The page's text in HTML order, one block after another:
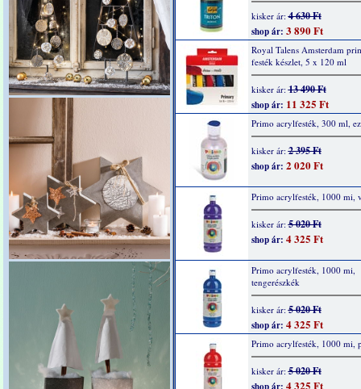
kisker ár:4 630 Ft
shop ár: 3 890 Ft
Royal Talens Amsterdam
festék készlet, 5 x 120 ml
kisker ár:13 490 Ft
shop ár: 11 325 Ft
Primo acrylfesték, 300 ml,
kisker ár:2 395 Ft
shop ár: 2 020 Ft
Primo acrylfesték, 1000 mi,
kisker ár:5 020 Ft
shop ár: 4 325 Ft
Primo acrylfesték, 1000 mi,
tengerészkék
kisker ár:5 020 Ft
shop ár: 4 325 Ft
Primo acrylfesték, 1000 mi,
kisker ár:5 020 Ft
4 325 Ft